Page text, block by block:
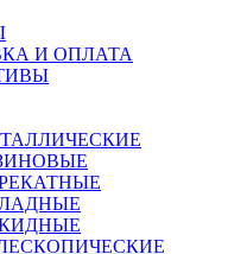
И ОПЛАТА